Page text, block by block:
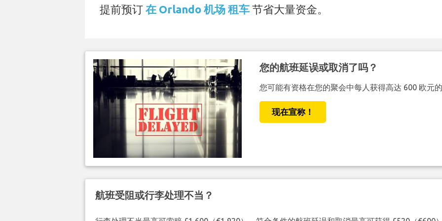
提前预订 在 Orlando 机场 租车 节省大量资金。
您的航班延误或取消了吗？
您可能有资格在您的聚会中每人获得高达 600 欧元
现在宣称！
航班受阻或行李处理不当？